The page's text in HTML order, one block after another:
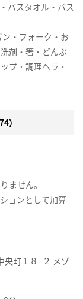
バスタオル・バス
・フォーク・お
剤・箸・どんぶ
プ・調理ヘラ・
）
ません。
ョンとして加算
央町１８−２ メゾ